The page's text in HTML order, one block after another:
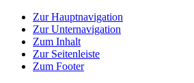
Zur Hauptnavigation
Zur Unternavigation
Zum Inhalt
Zur Seitenleiste
Zum Footer